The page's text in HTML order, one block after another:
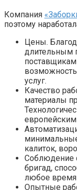
Компания
поэтому
Цены.
длительным
услуг.
Качество
материалы
европейским
калиток,
Соблюдение
бригад,
любое время
Опытные